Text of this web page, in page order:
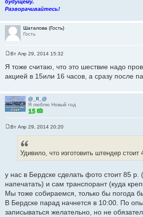
будущему.
Разворачивайтесь!
Шаталова (Гость)
Гость
о
б
н
и
е
Вт Апр 29, 2014 15:32
Я тоже считаю, что это шествие надо
акцией в 15или 16 часов, а сразу после
@_ll_@
Я люблю Новый год
и
е
Вт Апр 29, 2014 20:20
Удивило, что изготовить штендер стоит
у нас в Бердске сделать фото стоит 85 р.
напечатать) и сам транспорант (куда
Мы тоже собираемся, только бы погода
В Бердске парад начнется в 10:00. По
записываться желательно, но не